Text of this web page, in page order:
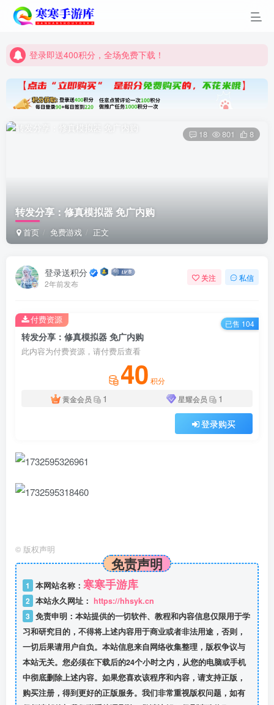
登录即送400积分，全场免费下载！
登录即送400积分，全场免费下载！
点进来看看新手教程
转发分享：修真模拟器 免广内购
首页 免费游戏 正文
18 801 8
登录送积分
2年前发布
关注 私信
转发分享：修真模拟器 免广内购
此内容为付费资源，请付费后查看
40 积分
黄金会员
1 星耀会员 1
登录购买
付费资源 已售 104
© 版权声明
免责声明
1 本网站名称： 寒寒手游库
2 本站永久网址： https://hhsyk.cn
3 免责申明：本站提供的一切软件、教程和内容信息仅限用于学
习和研究目的，不得将上述内容用于商业或者非法用途，否则，
一切后果请用户自负。本站信息来自网络收集整理，版权争议与
本站无关。您必须在下载后的24个小时之内，从您的电脑或手机
中彻底删除上述内容。如果您喜欢该程序和内容，请支持正版，
购买注册，得到更好的正版服务。我们非常重视版权问题，如有